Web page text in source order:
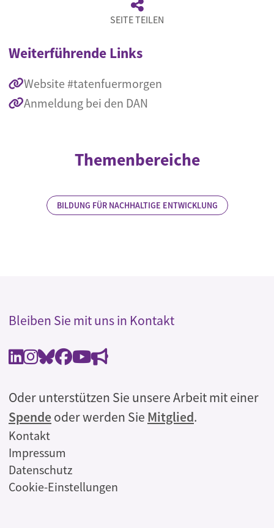
SEITE TEILEN
Weiterführende Links
Website #tatenfuermorgen
Anmeldung bei den DAN
Themenbereiche
BILDUNG FÜR NACHHALTIGE ENTWICKLUNG
Bleiben Sie mit uns in Kontakt
Oder unterstützen Sie unsere Arbeit mit einer
Spendeoder werden Sie Mitglied.
Rechtliches
Kontakt
Impressum
Datenschutz
Cookie-Einstellungen